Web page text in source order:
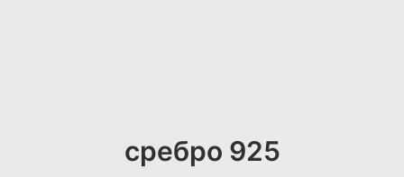
сребро 925